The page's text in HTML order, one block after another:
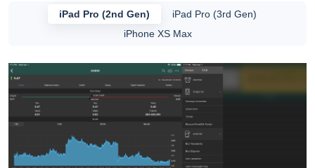
sayfalar, özelleştirilebilen ayarlar, koyu tema seçeneği -
Filtreleme özelliği ile kolayca varant, vadeli, opsiyon
analizleri, derinlik, formasyon analizi,
yükselen/düşen/hacimliler -Bilanço analizi, sermaye
arttrımları, twitter yorumları -Tradingview destekli grafiklerle
teknik analiz -Fiyat ve haber alarmları, ekonomik takvim ve
haberler -Özel emirler(Kar Al/Zarar Durdur, Süreli, Şartlı,
Zincir, Park ve diğer özel emirler) -Portföy bilgilerini detaylı
olarak görüntüleme -Varan hesap makinası ve varantlara
iPad Pro (2nd Gen)
iPad Pro (3rd Gen)
iPhone XS Max